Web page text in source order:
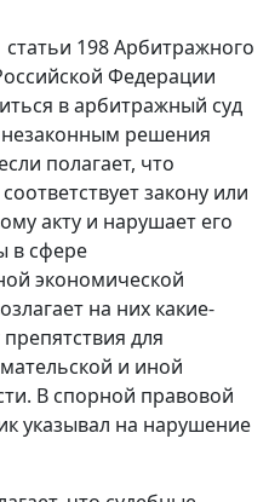
198Арбитражного
Федерации
в арбитражный суд
решения
полагает, что
закону или
акту и нарушает его
в сфере
экономической
на них какие-
для
и иной
В спорной правовой
указывал на нарушение